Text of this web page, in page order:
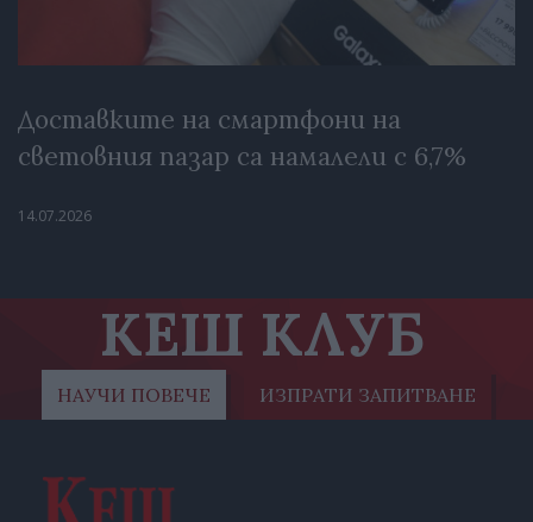
Доставките на смартфони на
световния пазар са намалели с 6,7%
14.07.2026
КЕШ КЛУБ
НАУЧИ ПОВЕЧЕ ИЗПРАТИ ЗАПИТВАНЕ